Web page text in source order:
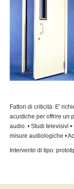
Fattori di criticità: E'
acustiche per offrire un
audio. • Studi televisivi
misure audiologiche •
Intervento di tipo: